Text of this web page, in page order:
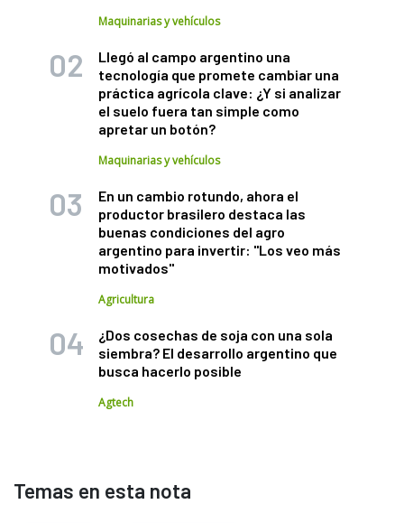
Maquinarias y vehículos
Llegó al campo argentino una
tecnología que promete cambiar una
práctica agrícola clave: ¿Y si analizar
el suelo fuera tan simple como
apretar un botón?
Maquinarias y vehículos
En un cambio rotundo, ahora el
productor brasilero destaca las
buenas condiciones del agro
argentino para invertir: "Los veo más
motivados"
Agricultura
¿Dos cosechas de soja con una sola
siembra? El desarrollo argentino que
busca hacerlo posible
Agtech
Temas en esta nota